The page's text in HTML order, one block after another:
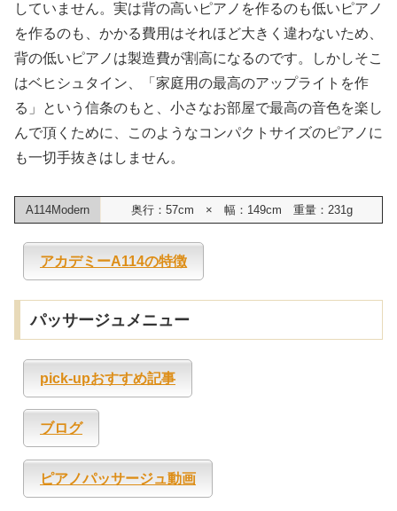
していません。実は背の高いピアノを作るのも低いピアノ
を作るのも、かかる費用はそれほど大きく違わないため、
背の低いピアノは製造費が割高になるのです。しかしそこ
はベヒシュタイン、「家庭用の最高のアップライトを作
る」という信条のもと、小さなお部屋で最高の音色を楽し
んで頂くために、このようなコンパクトサイズのピアノに
も一切手抜きはしません。
A114Modern 奥行：57cm × 幅：149cm 重量：231g
アカデミーA114の特徴
パッサージュメニュー
pick-upおすすめ記事
ブログ
ピアノパッサージュ動画